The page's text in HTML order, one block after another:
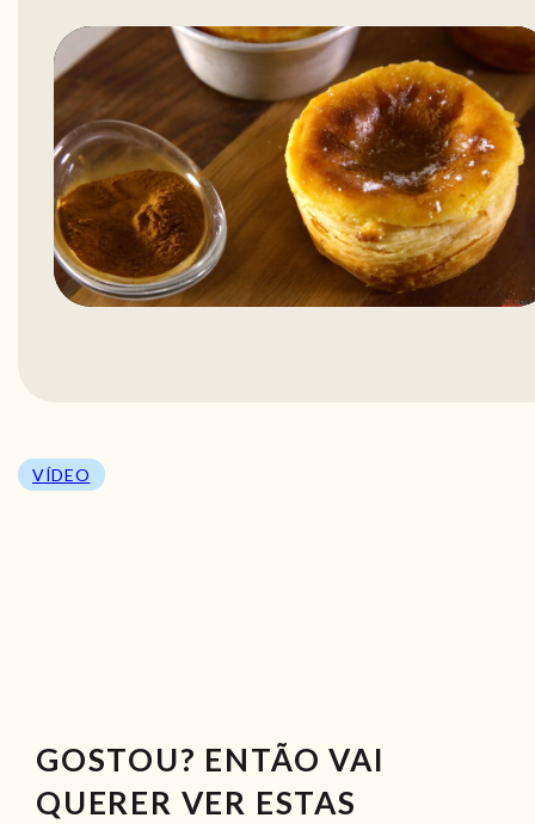
VÍDEO
GOSTOU? ENTÃO VAI
QUERER VER ESTAS